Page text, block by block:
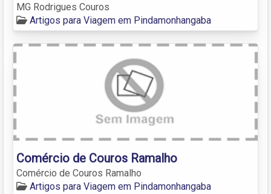
MG Rodrigues Couros
Artigos para Viagem em Pindamonhangaba
Comércio de Couros Ramalho
Comércio de Couros Ramalho
Artigos para Viagem em Pindamonhangaba